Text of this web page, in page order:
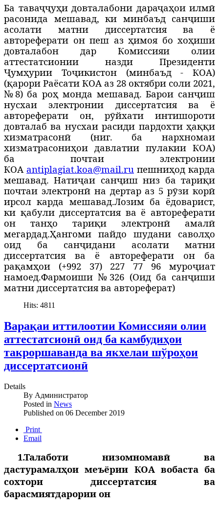
Ба таваҷҷуҳи довталабони дараҷаҳои илмӣ
расонида мешавад, ки минбаъд санҷиши
асолати матни диссертатсия ва ё
автореферати он пеш аз ҳимоя бо хоҳиши
довталабон дар Комиссияи олии
аттестатсионии назди Президенти
Ҷумҳурии Тоҷикистон (минбаъд - КОА)
(қарори Раёсати КОА аз 28 октябри соли 2021,
№8) ба роҳ монда мешавад. Барои санҷиш
нусхаи электронии диссертатсия ва ё
автореферати он, рӯйхати интишороти
довталаб ва нусхаи расиди пардохти ҳаққи
хизматрасонӣ (ниг. ба нархномаи
хизматрасониҳои давлатии пулакии КОА)
ба почтаи электронии
КОА antiplagiat.koa@mail.ru пешниҳод карда
мешавад. Натиҷаи санҷиш низ ба тариқи
почтаи электронӣ на дертар аз 5 рӯзи корӣ
ирсол карда мешавад.Лозим ба ёдоварист,
ки қабули диссертатсия ва ё автореферати
он танҳо тариқи электронӣ амалӣ
мегардад.Ҳангоми пайдо шудани саволҳо
оид ба санҷидани асолати матни
диссертатсия ва ё автореферати он ба
рақамҳои (+992 37) 227 77 96 муроҷиат
намоед.Фармоиши №326 (Оид ба санҷиши
матни диссертатсия ва автореферат)
Hits: 4811
Варақаи иттилоотии Комиссияи олии
аттестатсионӣ оид ба камбудиҳои
такроршаванда ва якхелаи шўроҳои
диссертатсионӣ
Details
By Администратор
Posted in News
Published on 06 December 2019
Print
Email
1.Талаботи низомномавӣ ва
дастурамалҳои меъёрии КОА вобаста ба
сохтори диссертатсия ва
барасмиятдарории он